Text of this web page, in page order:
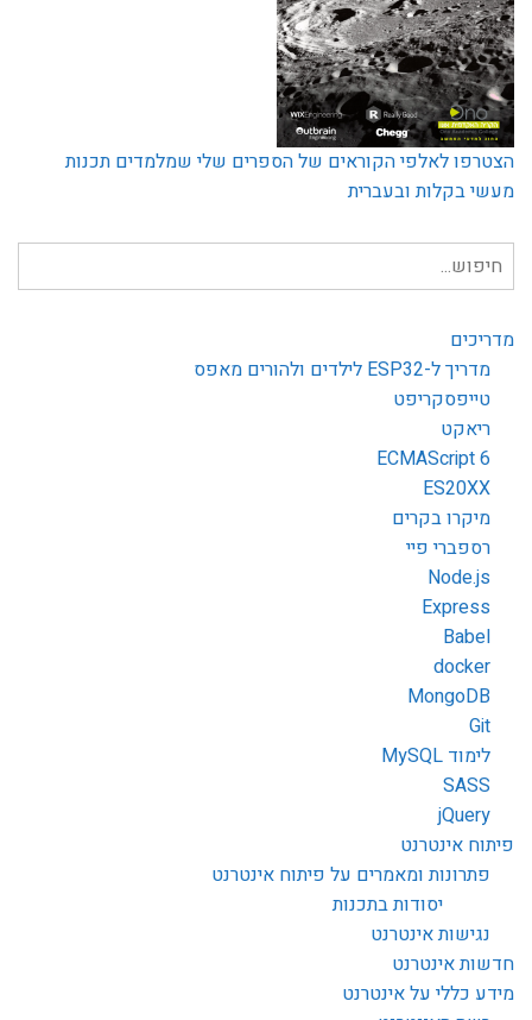
הצטרפו לאלפי הקוראים של הספרים שלי שמלמדים תכנות
מעשי בקלות ובעברית
חיפוש
עבור:
מדריכים
מדריך ל-ESP32 לילדים ולהורים מאפס
טייפסקריפט
ריאקט
ECMAScript 6
ES20XX
מיקרו בקרים
רספברי פיי
Node.js
Express
Babel
docker
MongoDB
Git
לימוד MySQL
SASS
jQuery
פיתוח אינטרנט
פתרונות ומאמרים על פיתוח אינטרנט
יסודות בתכנות
נגישות אינטרנט
חדשות אינטרנט
מידע כללי על אינטרנט